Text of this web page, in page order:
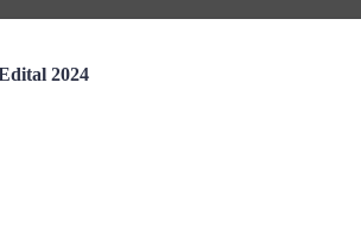
2024